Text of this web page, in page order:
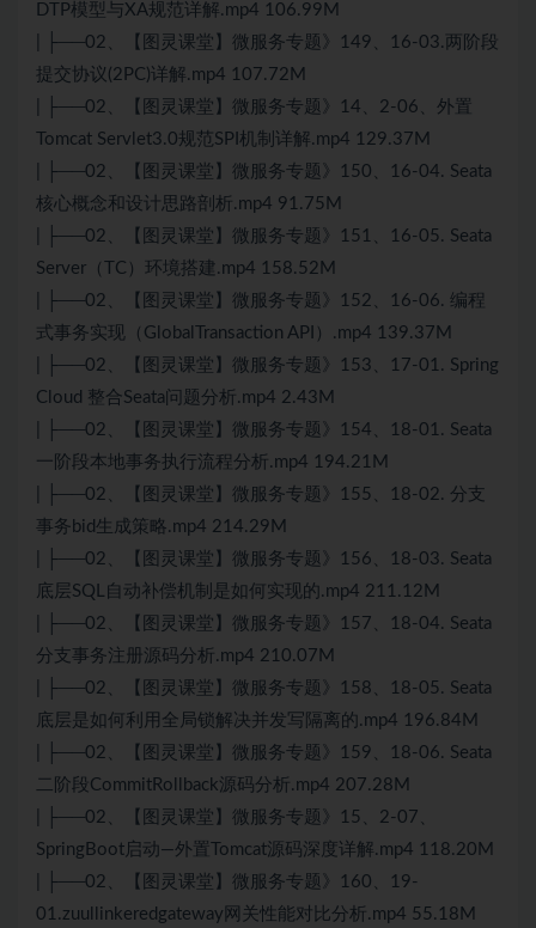
DTP模型与XA规范详解.mp4 106.99M
| ├──02、【图灵课堂】微服务专题》149、16-03.两阶段
提交协议(2PC)详解.mp4 107.72M
| ├──02、【图灵课堂】微服务专题》14、2-06、外置
Tomcat Servlet3.0规范SPI机制详解.mp4 129.37M
| ├──02、【图灵课堂】微服务专题》150、16-04. Seata
核心概念和设计思路剖析.mp4 91.75M
| ├──02、【图灵课堂】微服务专题》151、16-05. Seata
Server（TC）环境搭建.mp4 158.52M
| ├──02、【图灵课堂】微服务专题》152、16-06. 编程
式事务实现（GlobalTransaction API）.mp4 139.37M
| ├──02、【图灵课堂】微服务专题》153、17-01. Spring
Cloud 整合Seata问题分析.mp4 2.43M
| ├──02、【图灵课堂】微服务专题》154、18-01. Seata
一阶段本地事务执行流程分析.mp4 194.21M
| ├──02、【图灵课堂】微服务专题》155、18-02. 分支
事务bid生成策略.mp4 214.29M
| ├──02、【图灵课堂】微服务专题》156、18-03. Seata
底层SQL自动补偿机制是如何实现的.mp4 211.12M
| ├──02、【图灵课堂】微服务专题》157、18-04. Seata
分支事务注册源码分析.mp4 210.07M
| ├──02、【图灵课堂】微服务专题》158、18-05. Seata
底层是如何利用全局锁解决并发写隔离的.mp4 196.84M
| ├──02、【图灵课堂】微服务专题》159、18-06. Seata
二阶段CommitRollback源码分析.mp4 207.28M
| ├──02、【图灵课堂】微服务专题》15、2-07、
SpringBoot启动—外置Tomcat源码深度详解.mp4 118.20M
| ├──02、【图灵课堂】微服务专题》160、19-
01.zuullinkeredgateway网关性能对比分析.mp4 55.18M